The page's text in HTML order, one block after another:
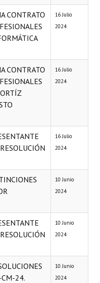
CONTRATO
16 Julio
2024
CONTRATO
16 Julio
2024
16 Julio
2024
10 Junio
2024
10 Junio
2024
24.
10 Junio
2024